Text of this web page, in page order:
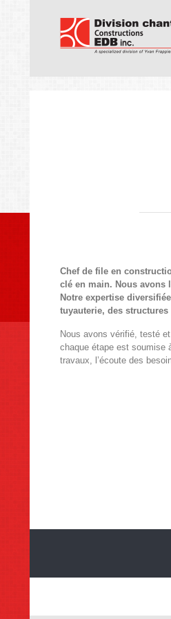
Chef de file en
clé en main. Nous avons
Notre expertise
tuyauterie, des structures
Nous avons vérifié, testé
chaque étape est soumise
travaux, l’écoute des